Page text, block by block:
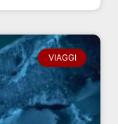
VIAGGI